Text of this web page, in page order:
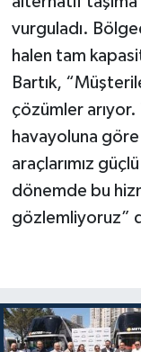
vurguladı.
halen tam
Bartık,
çözümler arıyor.
havayoluna
araçlarımız
dönemde bu
gözlemliyoruz”